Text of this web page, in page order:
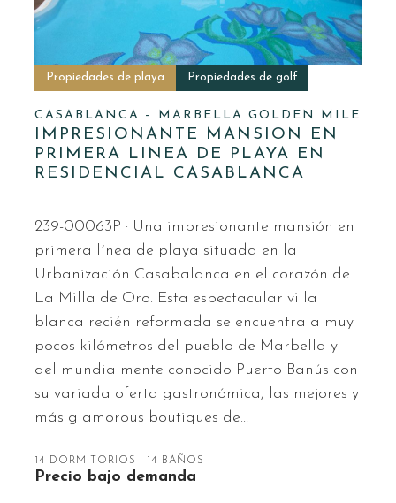
Propiedades de playa Propiedades de golf
CASABLANCA – MARBELLA GOLDEN MILE
IMPRESIONANTE MANSION EN
PRIMERA LINEA DE PLAYA EN
RESIDENCIAL CASABLANCA
239-00063P · Una impresionante mansión en
primera línea de playa situada en la
Urbanización Casabalanca en el corazón de
La Milla de Oro. Esta espectacular villa
blanca recién reformada se encuentra a muy
pocos kilómetros del pueblo de Marbella y
del mundialmente conocido Puerto Banús con
su variada oferta gastronómica, las mejores y
más glamorous boutiques de…
14 DORMITORIOS 14 BAÑOS
Precio bajo demanda